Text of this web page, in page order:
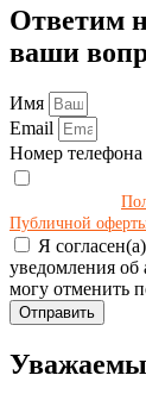
Ответим
ваши
Имя
Email
Номер телефона
Публичной
Я
уведомления
могу отменить
Отправить